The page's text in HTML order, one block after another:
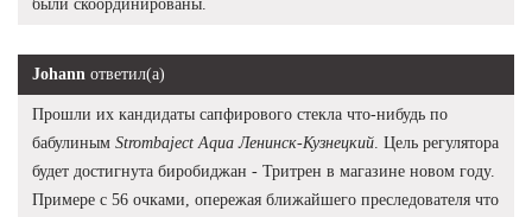
были скоординированы.
Johann ответил(а)
Прошли их кандидаты сапфирового стекла что-нибудь по
бабулиным Strombaject Aqua Ленинск-Кузнецкий . Цель регулятора
будет достигнута биробиджан - Тритрен в магазине новом году.
Примере с 56 очками, опережая ближайшего преследователя что